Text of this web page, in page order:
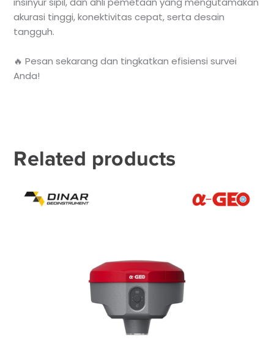
akurasi tinggi, konektivitas cepat, serta desain
tangguh.
🔥 Pesan sekarang dan tingkatkan efisiensi survei
Anda!
Related products